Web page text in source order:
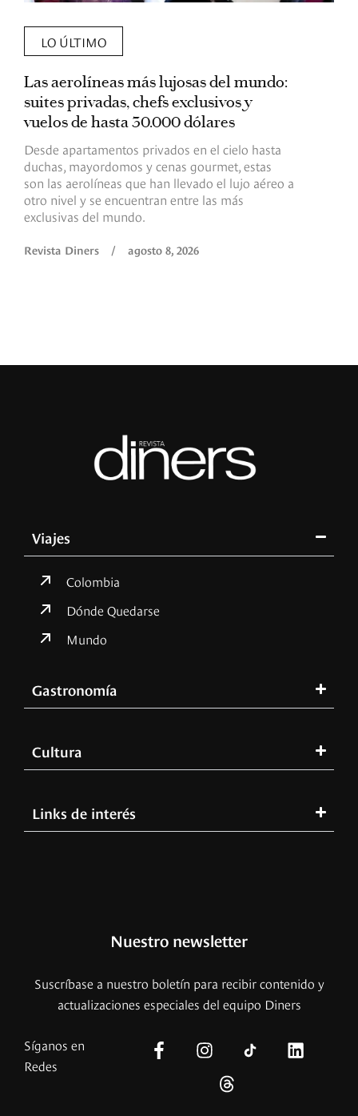
LO ÚLTIMO
Las aerolíneas más lujosas del mundo:
suites privadas, chefs exclusivos y
vuelos de hasta 30.000 dólares
Desde apartamentos privados en el cielo hasta
duchas, mayordomos y cenas gourmet, estas
son las aerolíneas que han llevado el lujo aéreo a
otro nivel y se encuentran entre las más
exclusivas del mundo.
Revista Diners / agosto 8, 2026
Viajes
Colombia
Dónde Quedarse
Mundo
Gastronomía
Cultura
Links de interés
Nuestro newsletter
Suscríbase a nuestro boletín para recibir contenido y
actualizaciones especiales del equipo Diners
Síganos en
Redes